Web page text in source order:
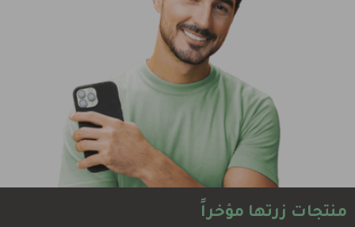
منتجات زرتها مؤخراً